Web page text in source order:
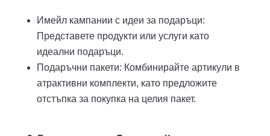
Имейл кампании с идеи за подаръци:
Представете продукти или услуги като
идеални подаръци.
Подаръчни пакети: Комбинирайте артикули в
атрактивни комплекти, като предложите
отстъпка за покупка на целия пакет.